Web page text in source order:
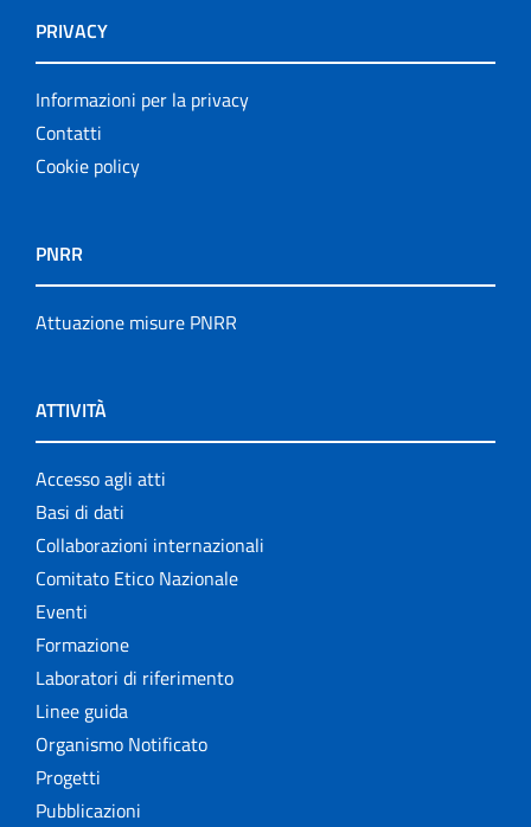
PRIVACY
Informazioni per la privacy
Contatti
Cookie policy
PNRR
Attuazione misure PNRR
ATTIVITÀ
Accesso agli atti
Basi di dati
Collaborazioni internazionali
Comitato Etico Nazionale
Eventi
Formazione
Laboratori di riferimento
Linee guida
Organismo Notificato
Progetti
Pubblicazioni